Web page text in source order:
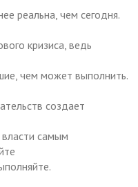
реальна, чем сегодня.
кризиса, ведь
чем может выполнить.
создает
самым